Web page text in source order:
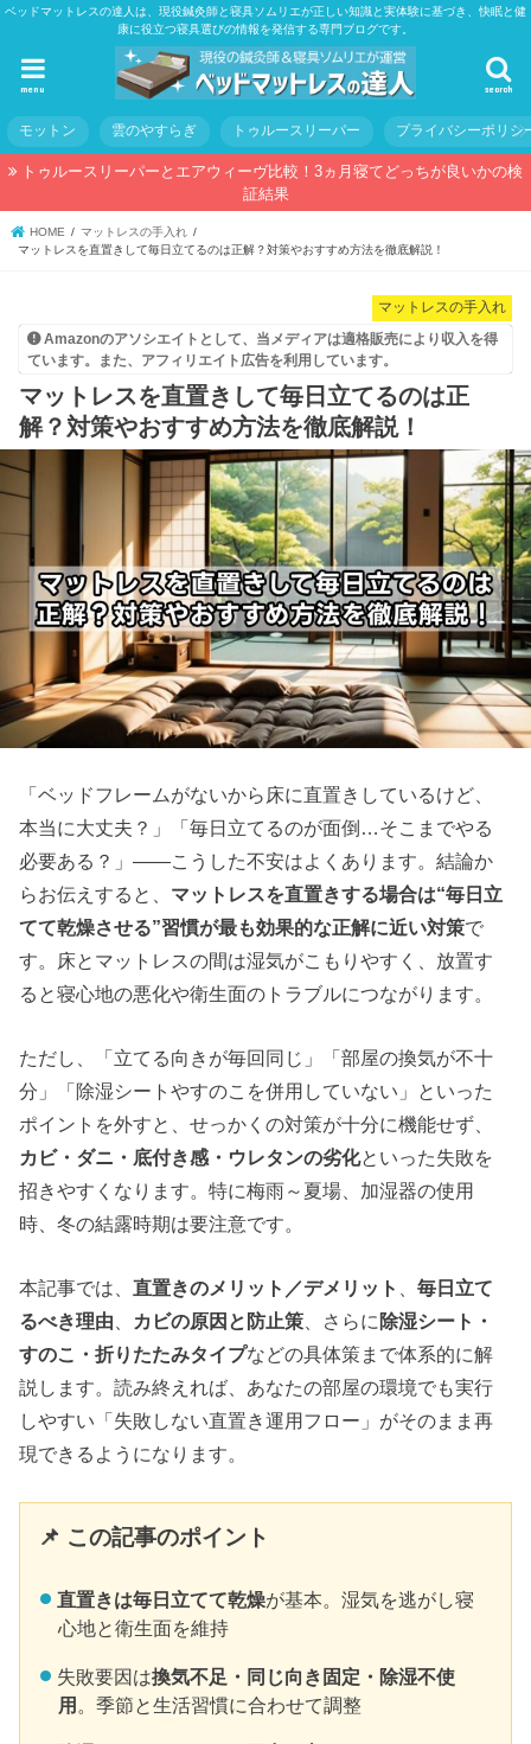
ベッドマットレスの達人は、現役鍼灸師と寝具ソムリエが正しい知識と実体験に基づき、快眠と健
康に役立つ寝具選びの情報を発信する専門ブログです。
search
menu
モットン 雲のやすらぎ トゥルースリーパー プライバシーポリシ
トゥルースリーパーとエアウィーヴ比較！3ヵ月寝てどっちが良いかの検
証結果
HOME
マットレスの手入れ
マットレスを直置きして毎日立てるのは正解？対策やおすすめ方法を徹底解説！
マットレスの手入れ
Amazonのアソシエイトとして、当メディアは適格販売により収入を得
ています。また、アフィリエイト広告を利用しています。
マットレスを直置きして毎日立てるのは正
解？対策やおすすめ方法を徹底解説！
「ベッドフレームがないから床に直置きしているけど、
本当に大丈夫？」「毎日立てるのが面倒…そこまでやる
必要ある？」――こうした不安はよくあります。結論か
らお伝えすると、 マットレスを直置きする場合は“毎日立
てて乾燥させる”習慣が最も効果的な正解に近い対策で
す。床とマットレスの間は湿気がこもりやすく、放置す
ると寝心地の悪化や衛生面のトラブルにつながります。
ただし、「立てる向きが毎回同じ」「部屋の換気が不十
分」「除湿シートやすのこを併用していない」といった
ポイントを外すと、せっかくの対策が十分に機能せず、
カビ・ダニ・底付き感・ウレタンの劣化といった失敗を
招きやすくなります。特に梅雨～夏場、加湿器の使用
時、冬の結露時期は要注意です。
本記事では、直置きのメリット／デメリット 、毎日立て
るべき理由
カビの原因と防止策 、さらに 除湿シート・
すのこ・折りたたみタイプなどの具体策まで体系的に解
説します。読み終えれば、あなたの部屋の環境でも実行
しやすい「失敗しない直置き運用フロー」がそのまま再
現できるようになります。
📌 この記事のポイント
直置きは毎日立てて乾燥が基本。湿気を逃がし寝
心地と衛生面を維持
失敗要因は換気不足・同じ向き固定・除湿不使
用 。季節と生活習慣に合わせて調整